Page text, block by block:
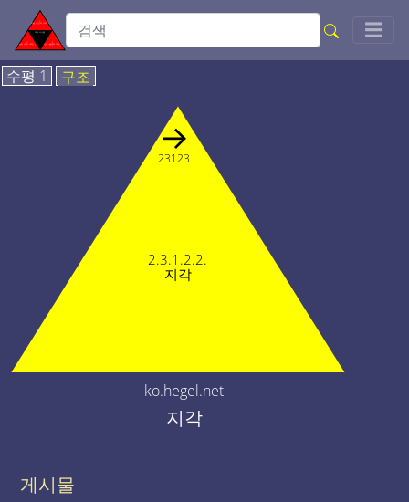
☰
수평 1 구조
2.3.1.2.2.
지각
→
23123
ko.hegel.net
지각
게시물